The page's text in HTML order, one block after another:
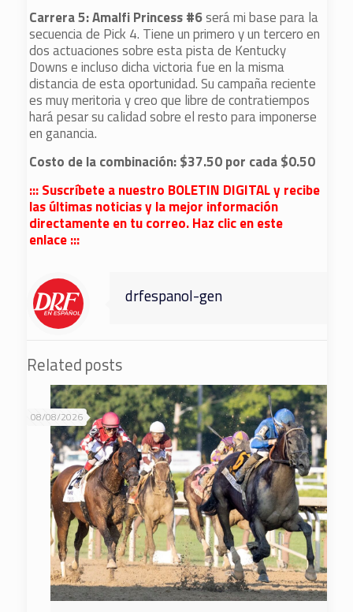
Carrera 5: Amalfi Princess #6será mi base para la
secuencia de Pick 4. Tiene un primero y un tercero en
dos actuaciones sobre esta pista de Kentucky
Downs e incluso dicha victoria fue en la misma
distancia de esta oportunidad. Su campaña reciente
es muy meritoria y creo que libre de contratiempos
hará pesar su calidad sobre el resto para imponerse
en ganancia.
Costo de la combinación: $37.50 por cada $0.50
::: Suscríbete a nuestro BOLETIN DIGITAL y recibe
las últimas noticias y la mejor información
directamente en tu correo. Haz clic en este
enlace :::
drfespanol-gen
Related posts
08/08/2026